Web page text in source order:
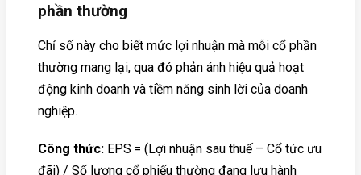
phần thường
Chỉ số này cho biết mức lợi nhuận mà mỗi cổ phần
thường mang lại, qua đó phản ánh hiệu quả hoạt
động kinh doanh và tiềm năng sinh lời của doanh
nghiệp.
Công thức: EPS = (Lợi nhuận sau thuế – Cổ tức ưu
đãi) / Số lượng cổ phiếu thường đang lưu hành